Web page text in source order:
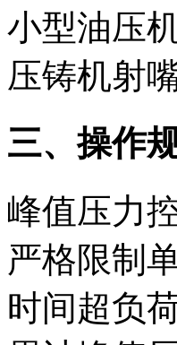
小型油压
压铸机射
三、操作
峰值压力
严格限制
时间超负